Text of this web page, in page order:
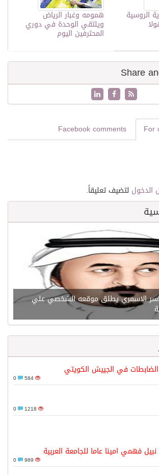
همومه وغبار الرياض
ويلتقي الوحدة في دوري
المحترفين اليوم
الروسية
For
Facebook comments
لتضيف تعليقاً.
الاسمري يطلق موقعه الشخصي علي
في الجييش الكويتي
584
1218
نبيل فهمي امينا عاما للجامعة العربية
989